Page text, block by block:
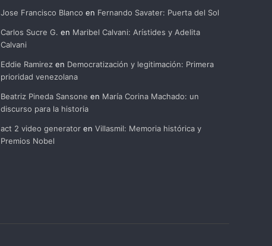
Jose Francisco Blanco en Fernando Savater: Puerta del Sol
Carlos Sucre G. en Maribel Calvani: Arístides y Adelita
Calvani
Eddie Ramirezen Democratización y legitimación: Primera
prioridad venezolana
Beatriz Pineda Sansone en María Corina Machado: un
discurso para la historia
act 2 video generatoren Villasmil: Memoria histórica y
Premios Nobel